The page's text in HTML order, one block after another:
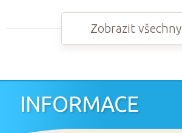
Zobrazit všechny
INFORMACE